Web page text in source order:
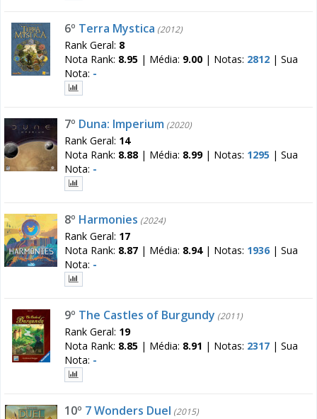
6º Terra Mystica (2012)
Rank Geral: 8
Nota Rank: 8.95 | Média: 9.00 | Notas: 2812 | Sua
Nota: -
7º Duna: Imperium (2020)
Rank Geral: 14
Nota Rank: 8.88 | Média: 8.99| Notas: 1295 | Sua
Nota: -
8º Harmonies (2024)
Rank Geral: 17
Nota Rank: 8.87 | Média: 8.94| Notas: 1936 | Sua
Nota: -
9º The Castles of Burgundy (2011)
Rank Geral: 19
Nota Rank: 8.85 | Média: 8.91 | Notas: 2317 | Sua
Nota: -
10º 7 Wonders Duel (2015)